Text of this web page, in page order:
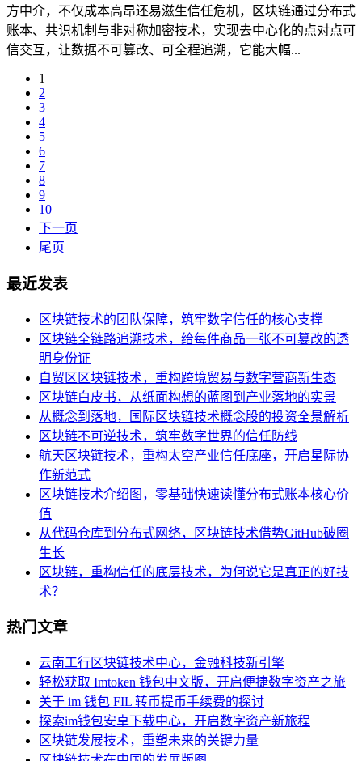
方中介，不仅成本高昂还易滋生信任危机，区块链通过分布式
账本、共识机制与非对称加密技术，实现去中心化的点对点可
信交互，让数据不可篡改、可全程追溯，它能大幅...
1
2
3
4
5
6
7
8
9
10
下一页
尾页
最近发表
区块链技术的团队保障，筑牢数字信任的核心支撑
区块链全链路追溯技术，给每件商品一张不可篡改的透
明身份证
自贸区区块链技术，重构跨境贸易与数字营商新生态
区块链白皮书，从纸面构想的蓝图到产业落地的实景
从概念到落地，国际区块链技术概念股的投资全景解析
区块链不可逆技术，筑牢数字世界的信任防线
航天区块链技术，重构太空产业信任底座，开启星际协
作新范式
区块链技术介绍图，零基础快速读懂分布式账本核心价
值
从代码仓库到分布式网络，区块链技术借势GitHub破圈
生长
区块链，重构信任的底层技术，为何说它是真正的好技
术？
热门文章
云南工行区块链技术中心，金融科技新引擎
轻松获取 Imtoken 钱包中文版，开启便捷数字资产之旅
关于 im 钱包 FIL 转币提币手续费的探讨
探索im钱包安卓下载中心，开启数字资产新旅程
区块链发展技术，重塑未来的关键力量